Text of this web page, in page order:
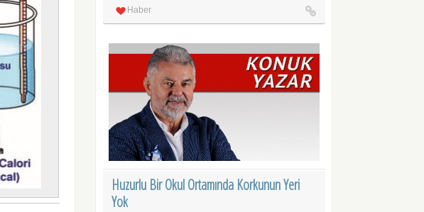
Haber
Huzurlu Bir Okul Ortamında Korkunun Yeri
Yok